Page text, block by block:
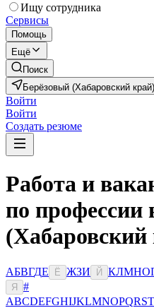
Ищу сотрудника
Сервисы
Помощь
Ещё
Поиск
Берёзовый (Хабаровский край)
Войти
Войти
Создать резюме
Работа и
по профессии
(Хабаровский
АБВГДЕ Ё ЖЗИ Й КЛМНО
Я
#
ABCDEFGHIJKLMNOPQRST